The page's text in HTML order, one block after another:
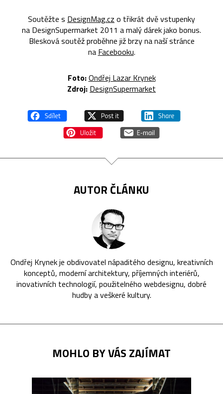
Soutěžte s DesignMag.cz o třikrát dvě vstupenky
na DesignSupermarket 2011 a malý dárek jako bonus.
Blesková soutěž proběhne již brzy na naší stránce
na Facebooku.
Foto:Ondřej Lazar Krynek
Zdroj: DesignSupermarket
AUTOR ČLÁNKU
Ondřej Krynek je obdivovatel nápaditého designu, kreativních
konceptů, moderní architektury, příjemných interiérů,
inovativních technologií, použitelného webdesignu, dobré
hudby a veškeré kultury.
MOHLO BY VÁS ZAJÍMAT